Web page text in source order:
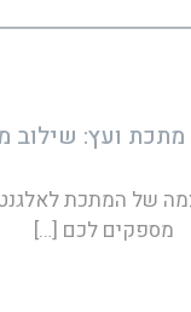
ועץ: שילוב
של המתכת
מספקים לכם […]